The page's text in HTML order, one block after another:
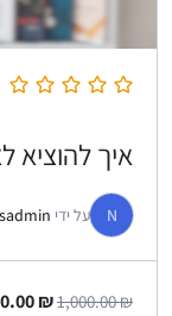
איך להוציא
N על ידי
1,000.00₪
₪